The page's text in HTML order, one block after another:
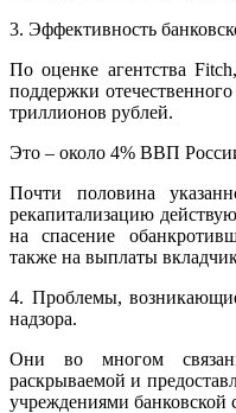
3. Эффективность
По оценке агентства
поддержки
триллионов рублей.
Это – около 4% ВВП
Почти половина
рекапитализацию
на спасение
также на выплаты
4. Проблемы,
надзора.
Они во многом
раскрываемой и
учреждениями